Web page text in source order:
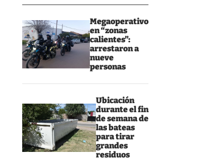
Megaoperativo
en “zonas
calientes”:
arrestaron a
nueve
personas
Ubicación
durante el fin
de semana de
las bateas
para tirar
grandes
residuos